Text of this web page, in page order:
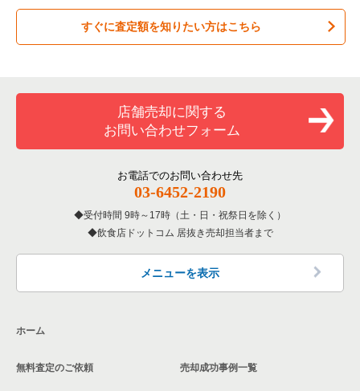
居酒屋・ダイニングバーの居抜き売却物件の案件一覧
洋食の居抜き売却物件の案件一覧
その他の居抜き売却物件の案件一覧
宇治市の飲食店の居抜き売却物件の案件一覧
京都府のカラオケ・パブ・スナックの居抜き売却物件の案件一
覧
京都府の居酒屋・ダイニングバーの居抜き売却物件の案件一覧
京都府の和食の居抜き売却物件の案件一覧
京都府の洋食の居抜き売却物件の案件一覧
京都府のその他の居抜き売却物件の案件一覧
すぐに査定額を知りたい方はこちら
店舗売却に関する
お問い合わせフォーム
お電話でのお問い合わせ先
03-6452-2190
受付時間 9時～17時（土・日・祝祭日を除く）
飲食店ドットコム 居抜き売却担当者まで
メニューを表示
ホーム
無料査定のご依頼 売却成功事例一覧